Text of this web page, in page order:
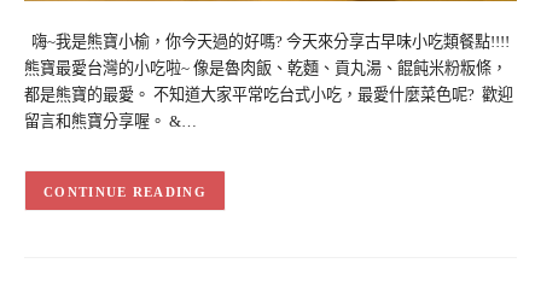
嗨~我是熊寶小榆，你今天過的好嗎? 今天來分享古早味小吃類餐點!!!!
熊寶最愛台灣的小吃啦~ 像是魯肉飯、乾麵、貢丸湯、餛飩米粉粄條，
都是熊寶的最愛。 不知道大家平常吃台式小吃，最愛什麼菜色呢? 歡迎
留言和熊寶分享喔。 &…
CONTINUE READING